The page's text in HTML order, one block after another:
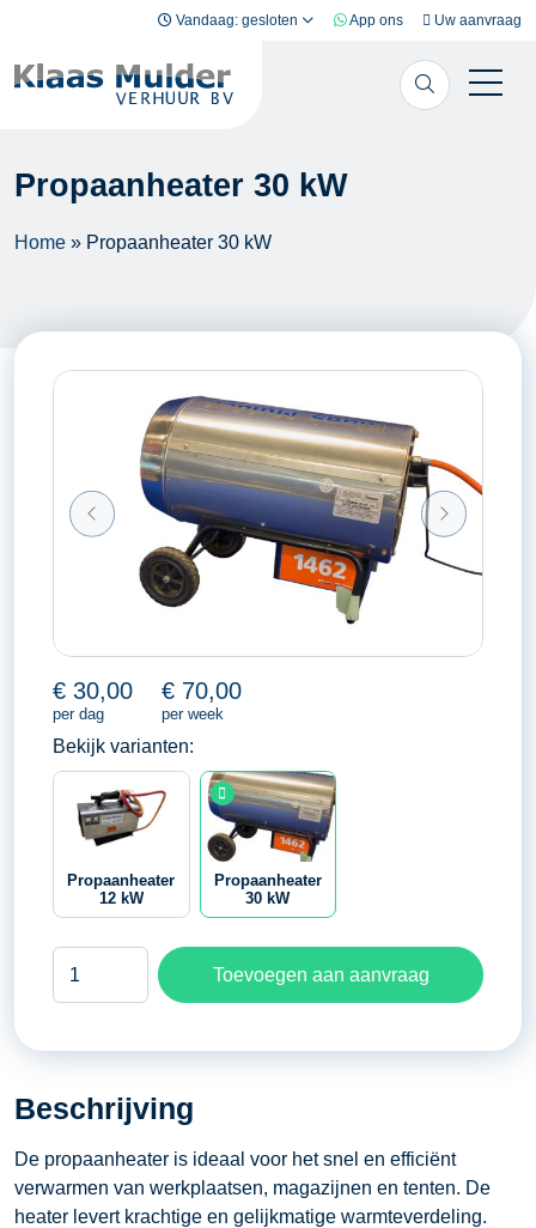
Vandaag: gesloten App ons Uw aanvraag
Propaanheater 30 kW
Home » Propaanheater 30 kW
€ 30,00
per dag
€ 70,00
per week
Bekijk varianten:
Propaanheater
12 kW
Propaanheater
30 kW
Propaanheater
aantal
Toevoegen aan aanvraag
Beschrijving
De propaanheater is ideaal voor het snel en efficiënt
verwarmen van werkplaatsen, magazijnen en tenten. De
heater levert krachtige en gelijkmatige warmteverdeling.